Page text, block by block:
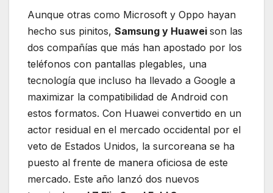
Aunque otras como Microsoft y Oppo hayan
hecho sus pinitos, Samsung y Huawei son las
dos compañías que más han apostado por los
teléfonos con pantallas plegables, una
tecnología que incluso ha llevado a Google a
maximizar la compatibilidad de Android con
estos formatos. Con Huawei convertido en un
actor residual en el mercado occidental por el
veto de Estados Unidos, la surcoreana se ha
puesto al frente de manera oficiosa de este
mercado. Este año lanzó dos nuevos